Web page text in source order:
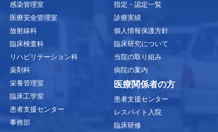
感染管理室
医療安全管理室
放射線科
臨床検査科
リハビリテーション科
薬剤科
栄養管理室
臨床工学室
患者支援センター
事務部
指定・認定一覧
診療実績
個人情報保護方針
臨床研究について
当院の取り組み
病院の案内
医療関係者の方
患者支援センター
レスパイト入院
臨床研修